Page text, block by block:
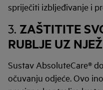
spriječiti izbljeđivanje i
3. ZAŠTITITE
RUBLJE UZ
Sustav AbsoluteCare®
očuvanju odjeće. Ovo